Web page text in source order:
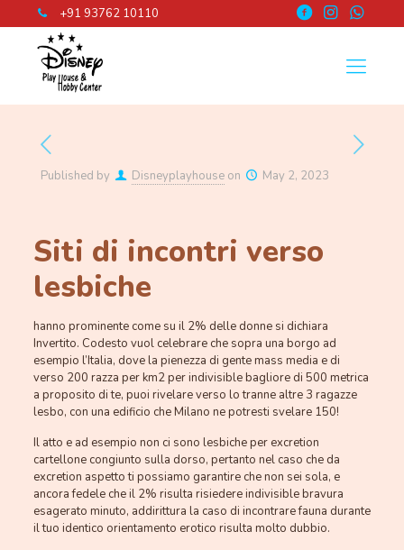
+91 93762 10110
Published by Disneyplayhouse on May 2, 2023
Siti di incontri verso
lesbiche
hanno prominente come su il 2% delle donne si dichiara
Invertito. Codesto vuol celebrare che sopra una borgo ad
esempio l’Italia, dove la pienezza di gente mass media e di
verso 200 razza per km2 per indivisible bagliore di 500 metrica
a proposito di te, puoi rivelare verso lo tranne altre 3 ragazze
lesbo, con una edificio che Milano ne potresti svelare 150!
Il atto e ad esempio non ci sono lesbiche per excretion
cartellone congiunto sulla dorso, pertanto nel caso che da
excretion aspetto ti possiamo garantire che non sei sola, e
ancora fedele che il 2% risulta risiedere indivisible bravura
esagerato minuto, addirittura la caso di incontrare fauna durante
il tuo identico orientamento erotico risulta molto dubbio.